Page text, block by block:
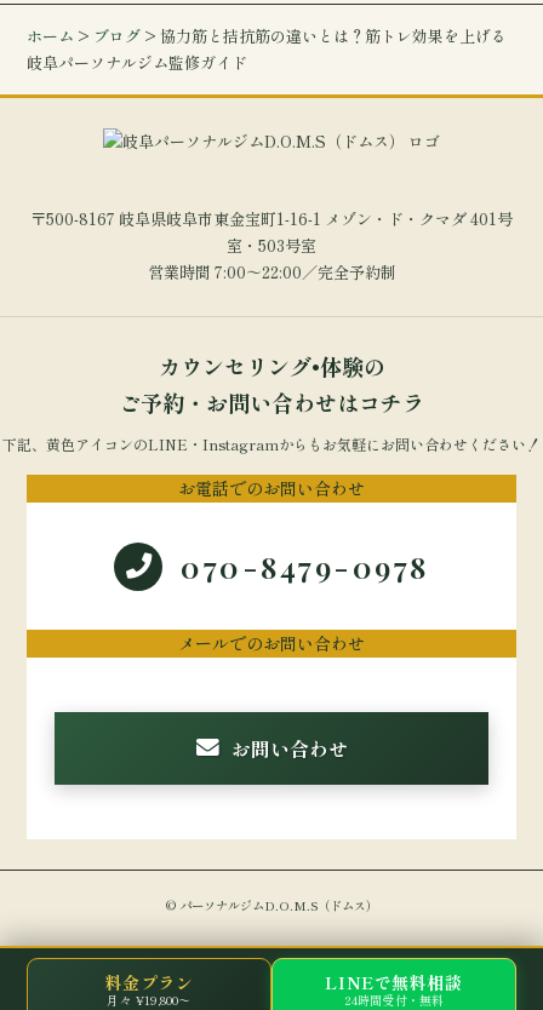
ホーム > ブログ > 協力筋と拮抗筋の違いとは？筋トレ効果を上げる
岐阜パーソナルジム監修ガイド
〒500-8167 岐阜県岐阜市東金宝町1-16-1 メゾン・ド・クマダ 401号
室・503号室
営業時間 7:00～22:00／完全予約制
カウンセリング•体験の
ご予約・お問い合わせはコチラ
下記、黄色アイコンのLINE・Instagramからもお気軽にお問い合わせください！
お電話でのお問い合わせ
070-8479-0978
メールでのお問い合わせ
お問い合わせ
© パーソナルジムD.O.M.S（ドムス）
料金プラン
月々 ¥19,800〜
LINEで無料相談
24時間受付・無料